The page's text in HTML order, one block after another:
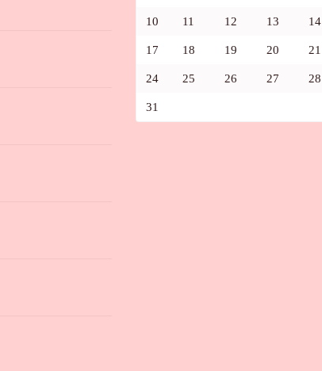
10 11 12 13 14
17 18 19 20 21
24 25 26 27 28
31